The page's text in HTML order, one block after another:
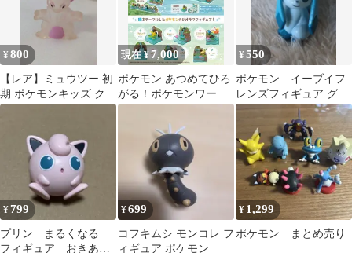
¥800
【レア】ミュウツー 初
期 ポケモンキッズ クリ
ア ソフビ 人形
現在 ¥7,000
ポケモン あつめてひろ
がる！ポケモンワール
ド2 しんびの泉 フィギ
¥550
ポケモン イーブイフ
レンズフィギュア グレ
イシア
¥799
プリン まるくなる
フィギュア おきあが
¥699
コフキムシ モンコレ フ
ィギュア ポケモン
¥ 1,299
ポケモン まとめ売り